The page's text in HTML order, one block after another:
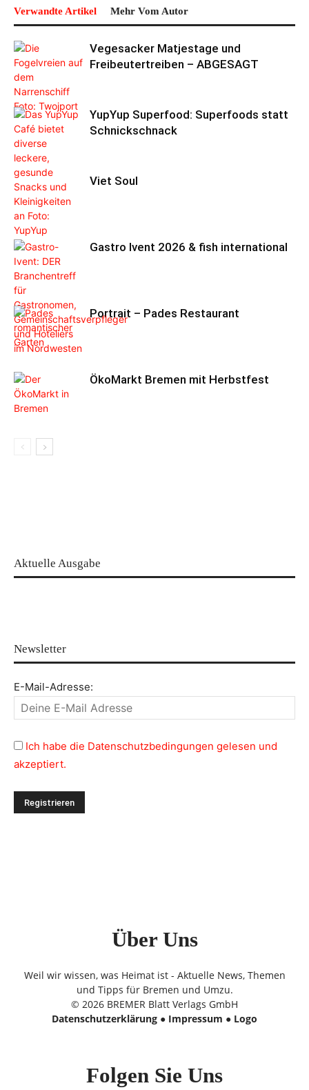
Verwandte Artikel Mehr Vom Autor
Vegesacker Matjestage und
Freibeutertreiben – ABGESAGT
YupYup Superfood: Superfoods statt
Schnickschnack
Viet Soul
Gastro Ivent 2026 & fish international
Portrait – Pades Restaurant
ÖkoMarkt Bremen mit Herbstfest
Aktuelle Ausgabe
Newsletter
E-Mail-Adresse:
Ich habe die Datenschutzbedingungen gelesen und
akzeptiert.
Über Uns
Weil wir wissen, was Heimat ist - Aktuelle News, Themen
und Tipps für Bremen und Umzu.
© 2026 BREMER Blatt Verlags GmbH
Datenschutzerklärung ● Impressum ● Logo
Folgen Sie Uns